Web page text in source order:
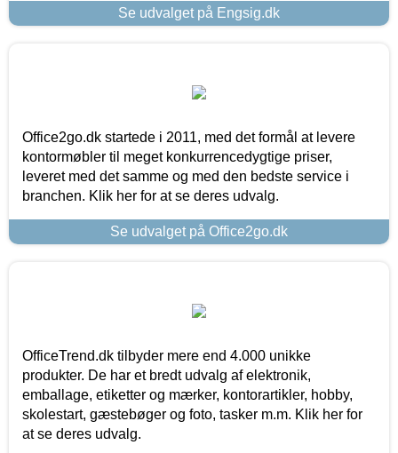
Se udvalget på Engsig.dk
Office2go.dk startede i 2011, med det formål at levere
kontormøbler til meget konkurrencedygtige priser,
leveret med det samme og med den bedste service i
branchen. Klik her for at se deres udvalg.
Se udvalget på Office2go.dk
OfficeTrend.dk tilbyder mere end 4.000 unikke
produkter. De har et bredt udvalg af elektronik,
emballage, etiketter og mærker, kontorartikler, hobby,
skolestart, gæstebøger og foto, tasker m.m. Klik her for
at se deres udvalg.